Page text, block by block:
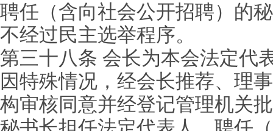
聘任（含向社会公开招聘）的
不经过民主选举程序。
第三十八条 会长为本会法定代
因特殊情况，经会长推荐、理
构审核同意并经登记管理机关